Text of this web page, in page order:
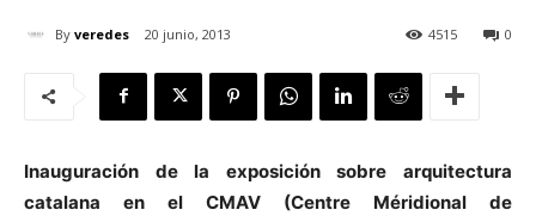
By veredes 20 junio, 2013 0
4515
Inauguración de la exposición sobre arquitectura
catalana en el CMAV (Centre Méridional de